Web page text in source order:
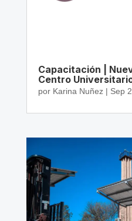
Capacitación |
Centro
por Karina Nuñez| Sep